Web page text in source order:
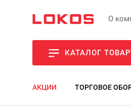
О
КАТАЛОГ
АКЦИИ ТОРГОВОЕ